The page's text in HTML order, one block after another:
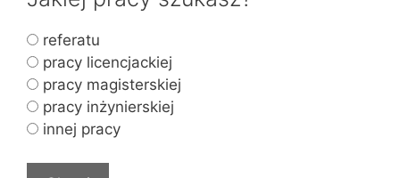
referatu
pracy licencjackiej
pracy magisterskiej
pracy inżynierskiej
innej pracy